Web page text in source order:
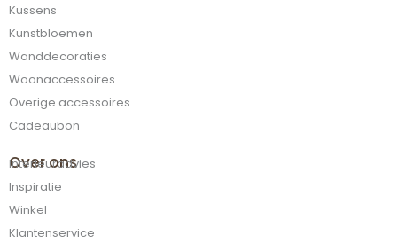
Kussens
Kunstbloemen
Wanddecoraties
Woonaccessoires
Overige accessoires
Cadeaubon
Over ons
Interieuradvies
Inspiratie
Winkel
Klantenservice